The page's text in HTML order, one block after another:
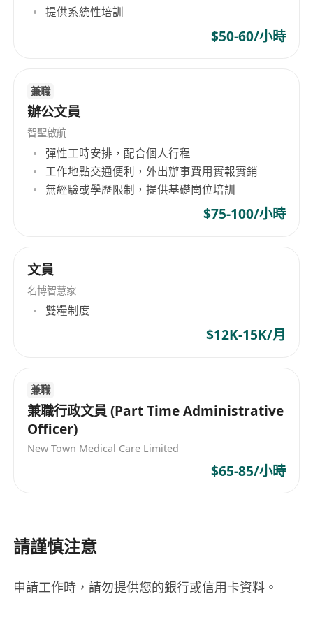
able to perform basic tasks including simple
image processing and graphic layout.
提供系統性培訓
$50-60/小時
兼職
辦公文員
智聖啟航
彈性工時安排，配合個人行程
工作地點交通便利，外出辦事費用實報實銷
無經驗或學歷限制，提供基礎崗位培訓
$75-100/小時
文員
名博智慧家
雙糧制度
$12K-15K/月
兼職
兼職行政文員 (Part Time Administrative
Officer)
New Town Medical Care Limited
$65-85/小時
請謹慎注意
申請工作時，請勿提供您的銀行或信用卡資料。